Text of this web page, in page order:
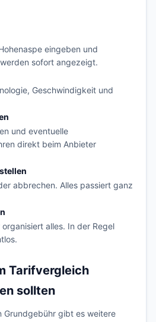
eingeben und
sofort angezeigt.
Geschwindigkeit und
und eventuelle
direkt beim Anbieter
abbrechen. Alles passiert ganz
alles. In der Regel
Tarifvergleich
sollten
Grundgebühr gibt es weitere